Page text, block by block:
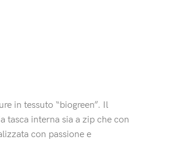
in tessuto “biogreen”. Il
tasca interna sia a zip che con
con passione e